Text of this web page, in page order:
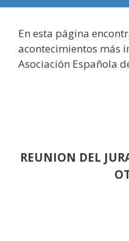
En esta página
acontecimientos más
Asociación Española
REUNION DEL